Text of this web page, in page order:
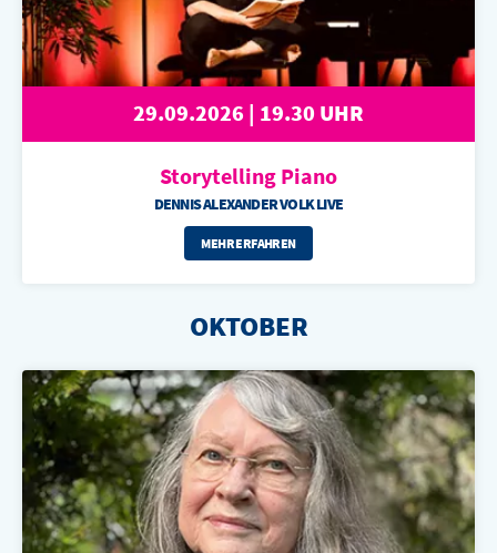
29.09.2026 | 19.30 UHR
Storytelling Piano
DENNIS ALEXANDER VOLK LIVE
MEHR ERFAHREN
OKTOBER